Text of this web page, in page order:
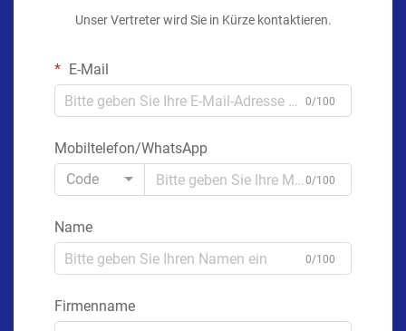
Unser Vertreter wird Sie in Kürze kontaktieren.
E-Mail
0/100
Mobiltelefon/WhatsApp
Code
0/100
Name
0/100
Firmenname